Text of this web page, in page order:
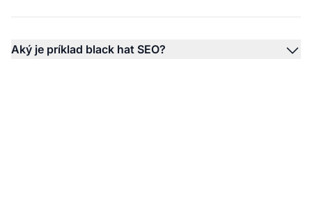
Aký je príklad black hat SEO?